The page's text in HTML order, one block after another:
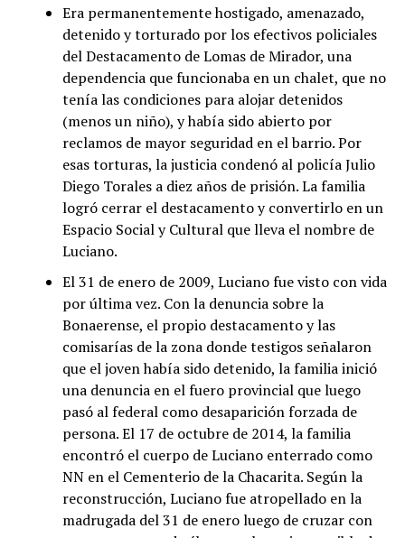
Era permanentemente hostigado, amenazado,
detenido y torturado por los efectivos policiales
del Destacamento de Lomas de Mirador, una
dependencia que funcionaba en un chalet, que no
tenía las condiciones para alojar detenidos
(menos un niño), y había sido abierto por
reclamos de mayor seguridad en el barrio. Por
esas torturas, la justicia condenó al policía Julio
Diego Torales a diez años de prisión. La familia
logró cerrar el destacamento y convertirlo en un
Espacio Social y Cultural que lleva el nombre de
Luciano.
El 31 de enero de 2009, Luciano fue visto con vida
por última vez. Con la denuncia sobre la
Bonaerense, el propio destacamento y las
comisarías de la zona donde testigos señalaron
que el joven había sido detenido, la familia inició
una denuncia en el fuero provincial que luego
pasó al federal como desaparición forzada de
persona. El 17 de octubre de 2014, la familia
encontró el cuerpo de Luciano enterrado como
NN en el Cementerio de la Chacarita. Según la
reconstrucción, Luciano fue atropellado en la
madrugada del 31 de enero luego de cruzar con